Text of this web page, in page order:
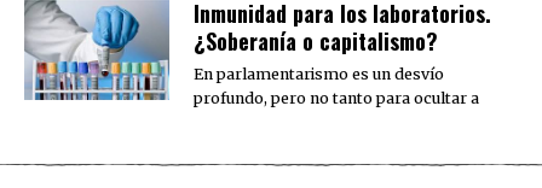
Inmunidad para los laboratorios.
¿Soberanía o capitalismo?
En parlamentarismo es un desvío
profundo, pero no tanto para ocultar a